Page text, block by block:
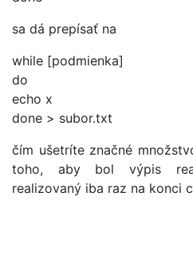
sa dá prepísať na
while [podmienka]
do
echo x
done > subor.txt
čím ušetríte značné
toho, aby bol výpis
realizovaný iba raz na konci